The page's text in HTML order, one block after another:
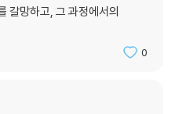
갈망하고, 그 과정에서의
0